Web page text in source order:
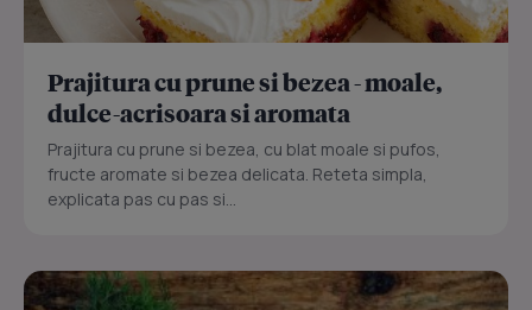
Prajitura cu prune si bezea - moale,
dulce-acrisoara si aromata
Prajitura cu prune si bezea, cu blat moale si pufos,
fructe aromate si bezea delicata. Reteta simpla,
explicata pas cu pas si...